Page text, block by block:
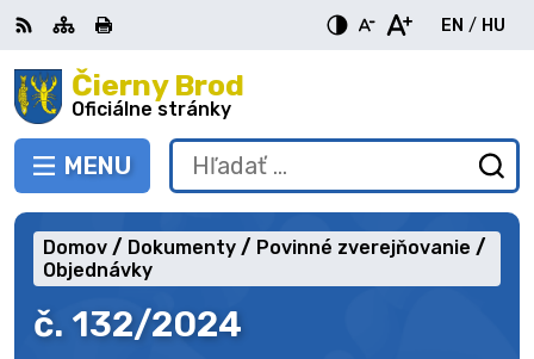
Preskočiť
na
obsah Čierny Brod
Oficiálne stránky
PREPNÚŤ
MENU
RSS MapaTlačiť
EN
English
/ HU
Hľadať:
č. 132/2024
Domov Dokumenty
Povinné zverejňovanie
Objednávky